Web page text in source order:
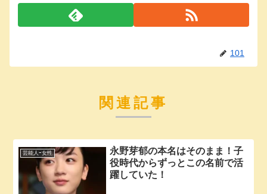
101
関連記事
芸能人ｰ女性
永野芽郁の本名はそのまま！子
役時代からずっとこの名前で活
躍していた！